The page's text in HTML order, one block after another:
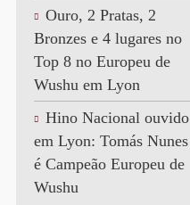
Ouro, 2 Pratas, 2
Bronzes e 4 lugares no
Top 8 no Europeu de
Wushu em Lyon
Hino Nacional ouvido
em Lyon: Tomás Nunes
é Campeão Europeu de
Wushu